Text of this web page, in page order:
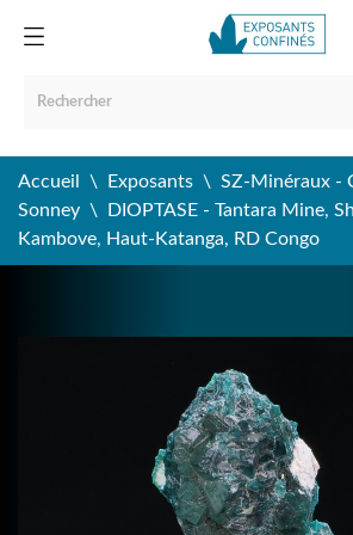
Accueil Exposants
SZ-Minéraux -
Sonney
DIOPTASE - Tantara Mine,
Kambove, Haut-Katanga, RD Congo